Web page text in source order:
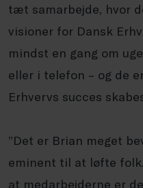
tæt samarbejde, hvor
visioner for Dansk
mindst en gang om
eller i telefon – og de
Erhvervs succes
”Det er Brian meget
eminent til at løfte
at medarbejderne er